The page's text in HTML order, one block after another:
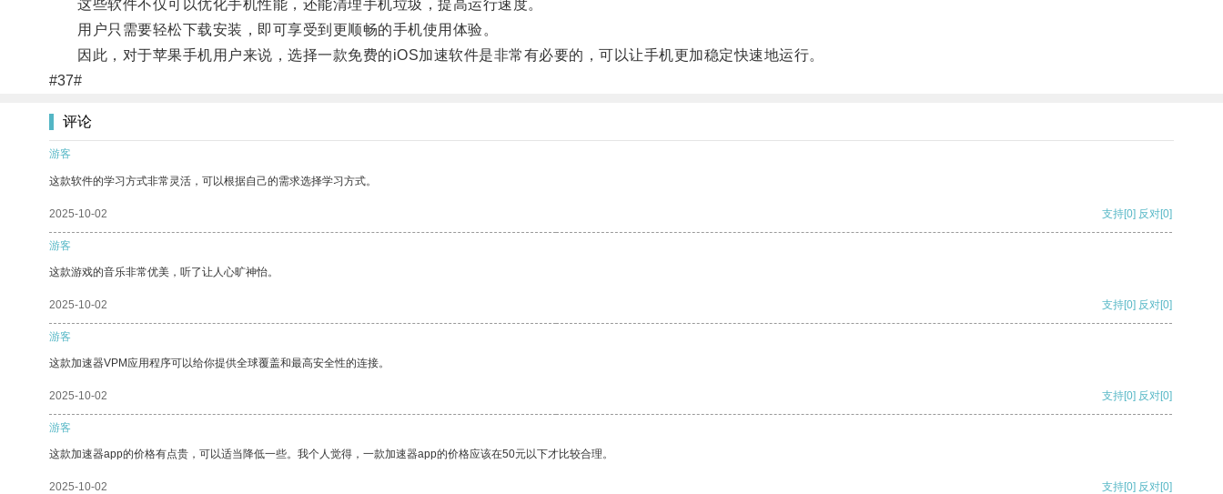
这些软件不仅可以优化手机性能，还能清理手机垃圾，提高运行速度。
用户只需要轻松下载安装，即可享受到更顺畅的手机使用体验。
因此，对于苹果手机用户来说，选择一款免费的iOS加速软件是非常有必要的，可以让手机更加稳定快速地运行。
#37#
评论
游客
这款软件的学习方式非常灵活，可以根据自己的需求选择学习方式。
2025-10-02 支持[0] 反对[0]
游客
这款游戏的音乐非常优美，听了让人心旷神怡。
2025-10-02 支持[0] 反对[0]
游客
这款加速器VPM应用程序可以给你提供全球覆盖和最高安全性的连接。
2025-10-02 支持[0] 反对[0]
游客
这款加速器app的价格有点贵，可以适当降低一些。我个人觉得，一款加速器app的价格应该在50元以下才比较合理。
2025-10-02 支持[0] 反对[0]